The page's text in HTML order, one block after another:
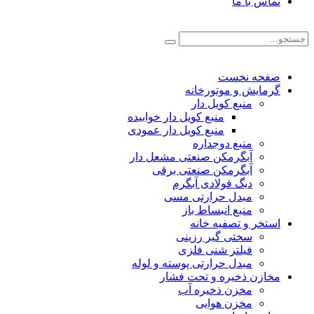
صفحه نخست
گرمایش و موتورخانه
منبع کویل دار
منبع کویل دار خوابیده
منبع کویل دار عمودی
منبع دوجداره
آبگرمکن صنعتی مشعل دار
آبگرمکن صنعتی برقی
دیگ فولادی آبگرم
مبدل حرارتی مسی
منبع انبساط باز
استخر و تصفیه خانه
سختی گیر رزینی
فیلتر شنی فلزی
مبدل حرارتی پوسته و لوله
مخازن ذخیره و تحت فشار
مخزن ذخیره آب
مخزن هوایی